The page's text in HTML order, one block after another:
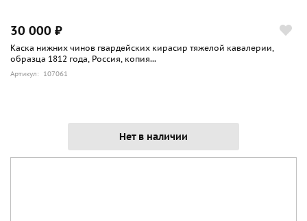
30 000 ₽
Каска нижних чинов гвардейских кирасир тяжелой кавалерии,
образца 1812 года, Россия, копия...
Артикул: 107061
Нет в наличии